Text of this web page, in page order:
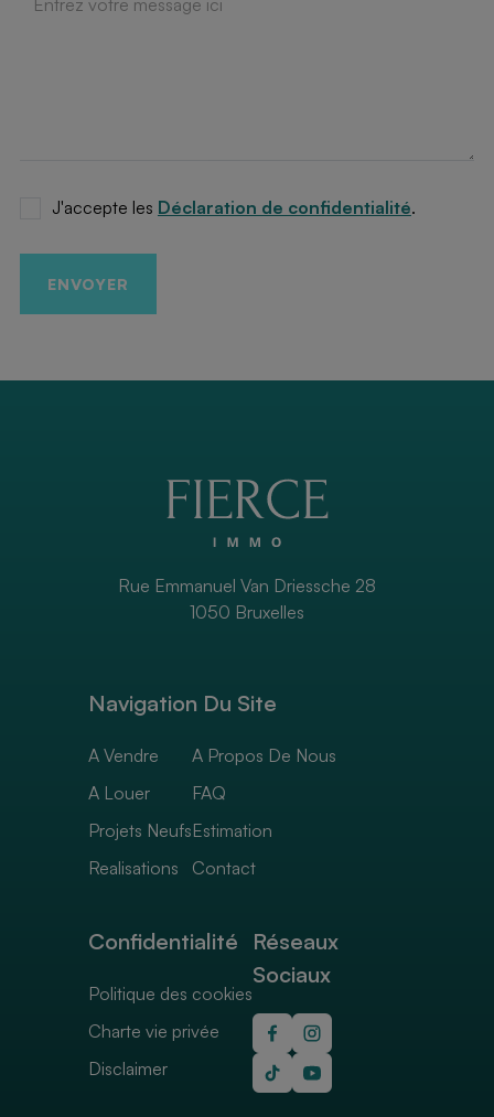
J'accepte les Déclaration de confidentialité.
ENVOYER
Navigation Du Site
A Vendre
A Louer
Projets Neufs
Realisations
A Propos De Nous
FAQ
Estimation
Contact
Rue Emmanuel Van Driessche 28
1050 Bruxelles
Confidentialité
Politique des cookies
Charte vie privée
Disclaimer
Réseaux
Sociaux